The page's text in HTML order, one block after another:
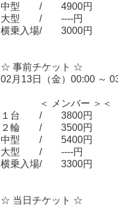
中型 / 4900円
大型 / ----円
横乗入場/ 3000円
☆ 事前チケット ☆
02月13日（金）00:00 ～
＜ メンバー ＞＜
１台 / 3800円
２輪 / 3500円
中型 / 5400円
大型 / ----円
横乗入場/ 3300円
☆ 当日チケット ☆